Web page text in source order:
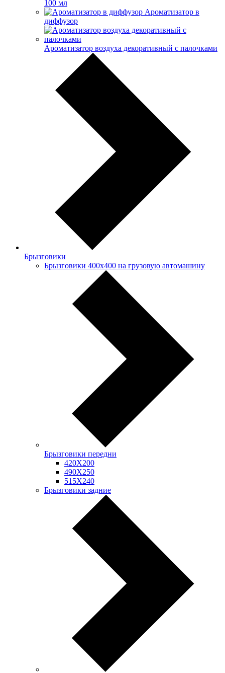
100 мл
Ароматизатор в
диффузор
Ароматизатор воздуха декоративный с палочками
Брызговики
Брызговики 400х400 на грузовую автомашину
Брызговики передни
420Х200
490Х250
515Х240
Брызговики задние